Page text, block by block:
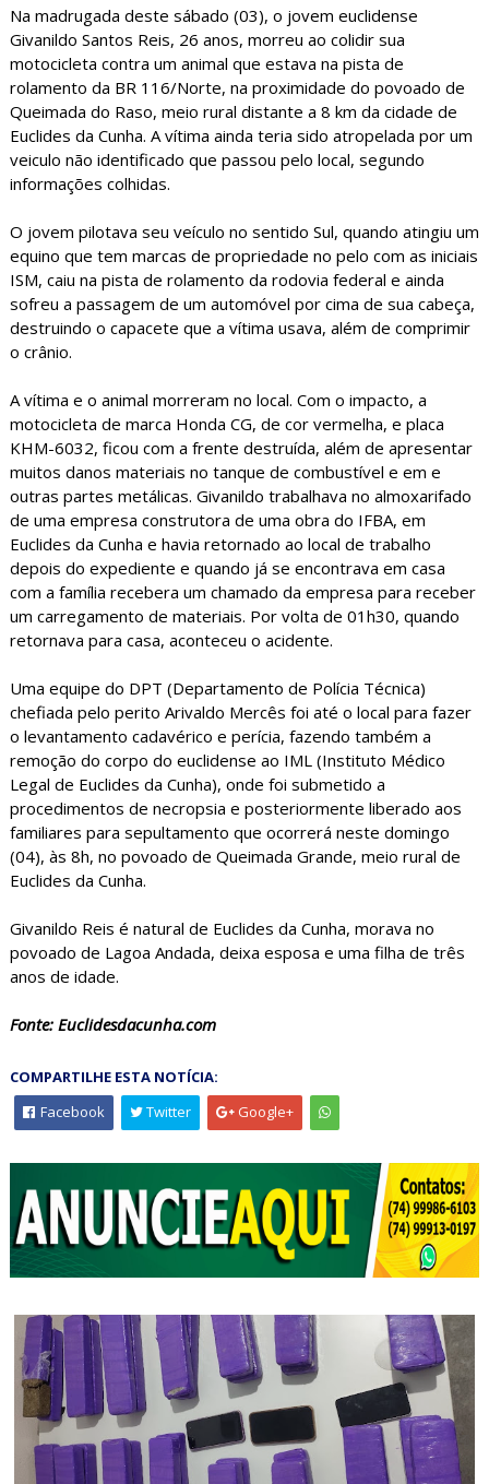
Na madrugada deste sábado (03), o jovem euclidense
Givanildo Santos Reis, 26 anos, morreu ao colidir sua
motocicleta contra um animal que estava na pista de
rolamento da BR 116/Norte, na proximidade do povoado de
Queimada do Raso, meio rural distante a 8 km da cidade de
Euclides da Cunha. A vítima ainda teria sido atropelada por um
veiculo não identificado que passou pelo local, segundo
informações colhidas.
O jovem pilotava seu veículo no sentido Sul, quando atingiu um
equino que tem marcas de propriedade no pelo com as iniciais
ISM, caiu na pista de rolamento da rodovia federal e ainda
sofreu a passagem de um automóvel por cima de sua cabeça,
destruindo o capacete que a vítima usava, além de comprimir
o crânio.
A vítima e o animal morreram no local. Com o impacto, a
motocicleta de marca Honda CG, de cor vermelha, e placa
KHM-6032, ficou com a frente destruída, além de apresentar
muitos danos materiais no tanque de combustível e em e
outras partes metálicas. Givanildo trabalhava no almoxarifado
de uma empresa construtora de uma obra do IFBA, em
Euclides da Cunha e havia retornado ao local de trabalho
depois do expediente e quando já se encontrava em casa
com a família recebera um chamado da empresa para receber
um carregamento de materiais. Por volta de 01h30, quando
retornava para casa, aconteceu o acidente.
Uma equipe do DPT (Departamento de Polícia Técnica)
chefiada pelo perito Arivaldo Mercês foi até o local para fazer
o levantamento cadavérico e perícia, fazendo também a
remoção do corpo do euclidense ao IML (Instituto Médico
Legal de Euclides da Cunha), onde foi submetido a
procedimentos de necropsia e posteriormente liberado aos
familiares para sepultamento que ocorrerá neste domingo
(04), às 8h, no povoado de Queimada Grande, meio rural de
Euclides da Cunha.
Givanildo Reis é natural de Euclides da Cunha, morava no
povoado de Lagoa Andada, deixa esposa e uma filha de três
anos de idade.
Fonte: Euclidesdacunha.com
COMPARTILHE ESTA NOTÍCIA:
Facebook
Twitter Google+